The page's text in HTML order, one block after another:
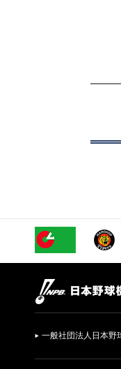
一般社団法人日本野